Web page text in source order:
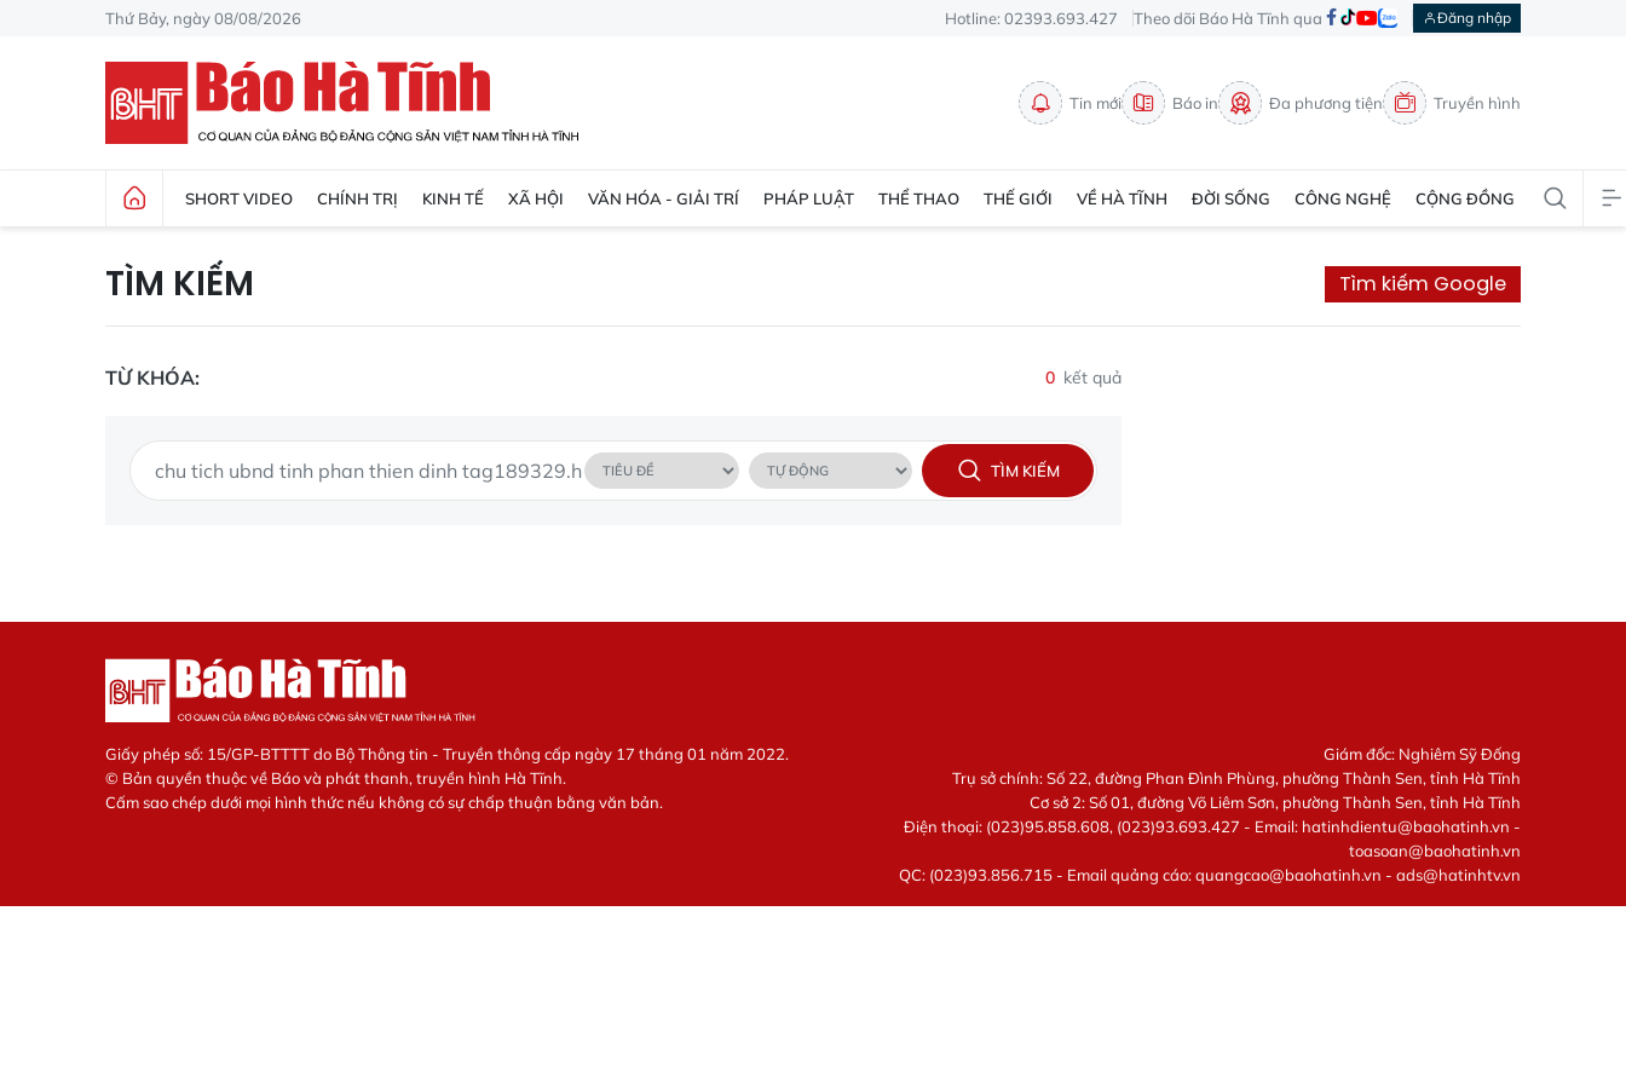
Thứ Bảy, ngày 08/08/2026 Hotline: 02393.693.427 Theo dõi Báo Hà Tĩnh qua Đăng nhập
Tin mới Báo in Đa phương tiện Truyền hình
SHORT VIDEO CHÍNH TRỊ KINH TẾ XÃ HỘI VĂN HÓA - GIẢI TRÍ PHÁP LUẬT THỂ THAO THẾ GIỚI VỀ HÀ TĨNH ĐỜI SỐNG CÔNG NGHỆ CỘNG ĐỒNG
TÌM KIẾM Tìm kiếm Google
TỪ KHÓA: 0 kết quả
TÌM KIẾM
Giấy phép số: 15/GP-BTTTT do Bộ Thông tin - Truyền thông cấp ngày 17 tháng 01 năm 2022.
© Bản quyền thuộc về Báo và phát thanh, truyền hình Hà Tĩnh.
Cấm sao chép dưới mọi hình thức nếu không có sự chấp thuận bằng văn bản.
Giám đốc: Nghiêm Sỹ Đống
Trụ sở chính: Số 22, đường Phan Đình Phùng, phường Thành Sen, tỉnh Hà Tĩnh
Cơ sở 2: Số 01, đường Võ Liêm Sơn, phường Thành Sen, tỉnh Hà Tĩnh
Điện thoại: (023)95.858.608, (023)93.693.427 - Email: hatinhdientu@baohatinh.vn -
toasoan@baohatinh.vn
QC: (023)93.856.715 - Email quảng cáo:quangcao@baohatinh.vn - ads@hatinhtv.vn